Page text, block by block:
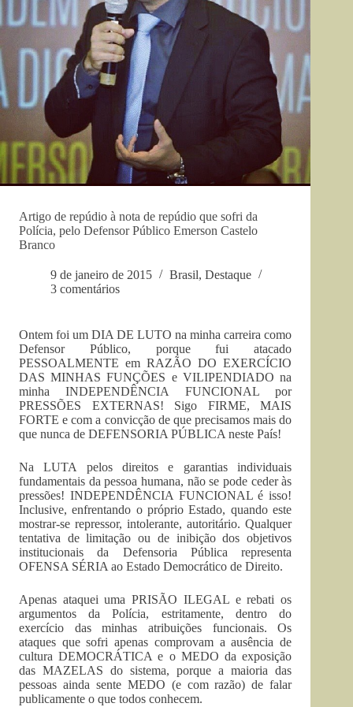
Artigo de repúdio à nota de repúdio que sofri da
Polícia, pelo Defensor Público Emerson Castelo
Branco
9 de janeiro de 2015 Brasil, Destaque
3 comentários
Ontem foi um DIA DE LUTO na minha carreira como
Defensor Público, porque fui atacado
PESSOALMENTE em RAZÃO DO EXERCÍCIO
DAS MINHAS FUNÇÕES e VILIPENDIADO na
minha INDEPENDÊNCIA FUNCIONAL por
PRESSÕES EXTERNAS! Sigo FIRME, MAIS
FORTE e com a convicção de que precisamos mais do
que nunca de DEFENSORIA PÚBLICA neste País!
Na LUTA pelos direitos e garantias individuais
fundamentais da pessoa humana, não se pode ceder às
pressões! INDEPENDÊNCIA FUNCIONAL é isso!
Inclusive, enfrentando o próprio Estado, quando este
mostrar-se repressor, intolerante, autoritário. Qualquer
tentativa de limitação ou de inibição dos objetivos
institucionais da Defensoria Pública representa
OFENSA SÉRIA ao Estado Democrático de Direito.
Apenas ataquei uma PRISÃO ILEGAL e rebati os
argumentos da Polícia, estritamente, dentro do
exercício das minhas atribuições funcionais. Os
ataques que sofri apenas comprovam a ausência de
cultura DEMOCRÁTICA e o MEDO da exposição
das MAZELAS do sistema, porque a maioria das
pessoas ainda sente MEDO (e com razão) de falar
publicamente o que todos conhecem.